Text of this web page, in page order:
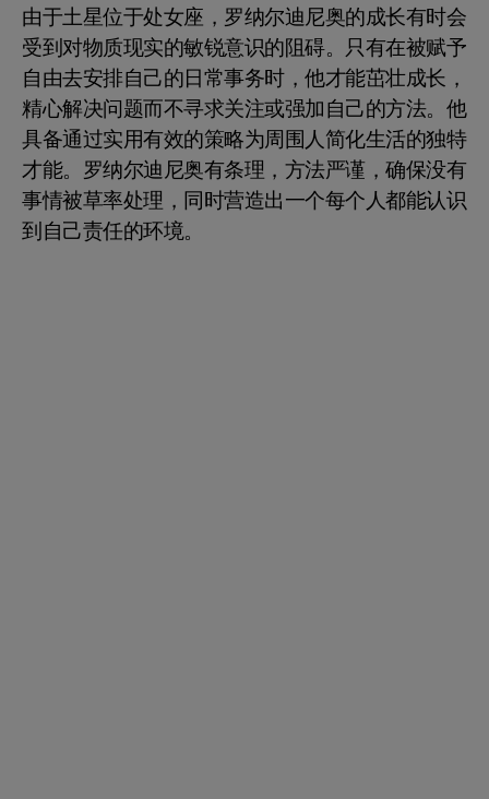
由于土星位于处女座，罗纳尔迪尼奥的成长有时会
受到对物质现实的敏锐意识的阻碍。只有在被赋予
自由去安排自己的日常事务时，他才能茁壮成长，
精心解决问题而不寻求关注或强加自己的方法。他
具备通过实用有效的策略为周围人简化生活的独特
才能。罗纳尔迪尼奥有条理，方法严谨，确保没有
事情被草率处理，同时营造出一个每个人都能认识
到自己责任的环境。